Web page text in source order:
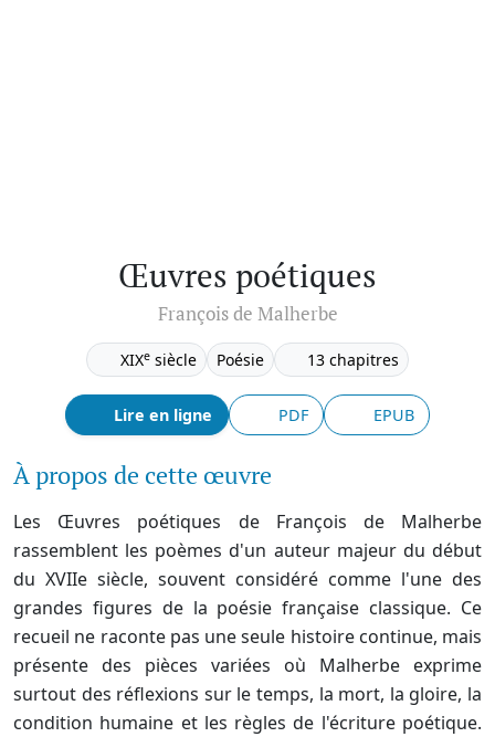
Œuvres poétiques
François de Malherbe
XIXesiècle Poésie 13 chapitres
Lire en ligne PDF EPUB
À propos de cette œuvre
Les Œuvres poétiques de François de Malherbe
rassemblent les poèmes d'un auteur majeur du début
du XVIIe siècle, souvent considéré comme l'une des
grandes figures de la poésie française classique. Ce
recueil ne raconte pas une seule histoire continue, mais
présente des pièces variées où Malherbe exprime
surtout des réflexions sur le temps, la mort, la gloire, la
condition humaine et les règles de l'écriture poétique.